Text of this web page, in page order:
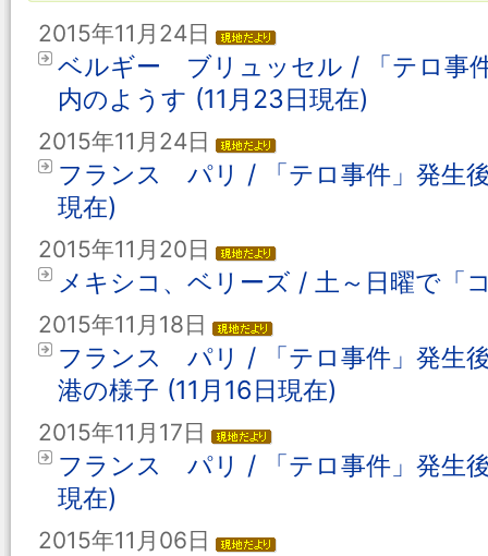
2015年11月24日
ベルギー ブリュッセル / 「テロ事
内のようす (11月23日現在)
2015年11月24日
フランス パリ / 「テロ事件」発生
現在)
2015年11月20日
メキシコ、ベリーズ / 土～日曜で「
2015年11月18日
フランス パリ / 「テロ事件」発生
港の様子 (11月16日現在)
2015年11月17日
フランス パリ / 「テロ事件」発生
現在)
2015年11月06日